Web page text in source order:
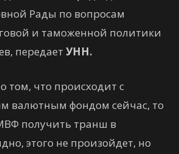
Рады по вопросам
и таможенной политики
передает УНН.
том, что происходит с
валютным фондом сейчас, то
получить транш в
этого не произойдет, но